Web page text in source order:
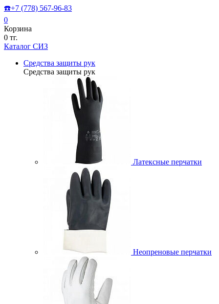
☎️+7 (778) 567-96-83
0
Корзина
0 тг.
Каталог СИЗ
Средства защиты рук
Средства защиты рук
Латексные перчатки
Неопреновые перчатки